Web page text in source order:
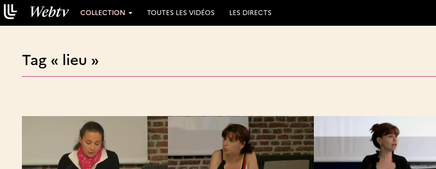
COLLECTION TOUTES LES VIDÉOS LES DIRECTS
Tag « lieu »